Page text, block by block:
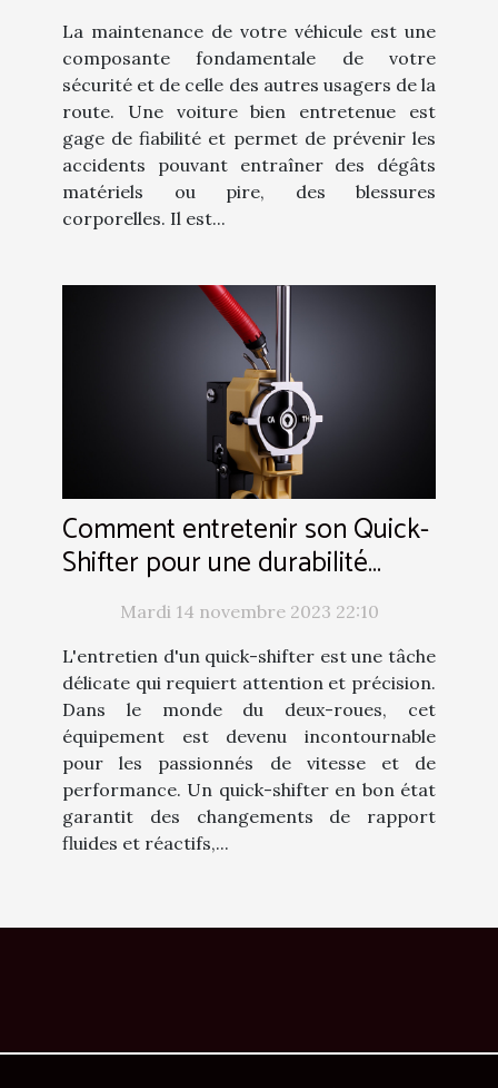
La maintenance de votre véhicule est une
composante fondamentale de votre
sécurité et de celle des autres usagers de la
route. Une voiture bien entretenue est
gage de fiabilité et permet de prévenir les
accidents pouvant entraîner des dégâts
matériels ou pire, des blessures
corporelles. Il est...
Comment entretenir son Quick-
Shifter pour une durabilité
maximale
Mardi 14 novembre 2023 22:10
L'entretien d'un quick-shifter est une tâche
délicate qui requiert attention et précision.
Dans le monde du deux-roues, cet
équipement est devenu incontournable
pour les passionnés de vitesse et de
performance. Un quick-shifter en bon état
garantit des changements de rapport
fluides et réactifs,...